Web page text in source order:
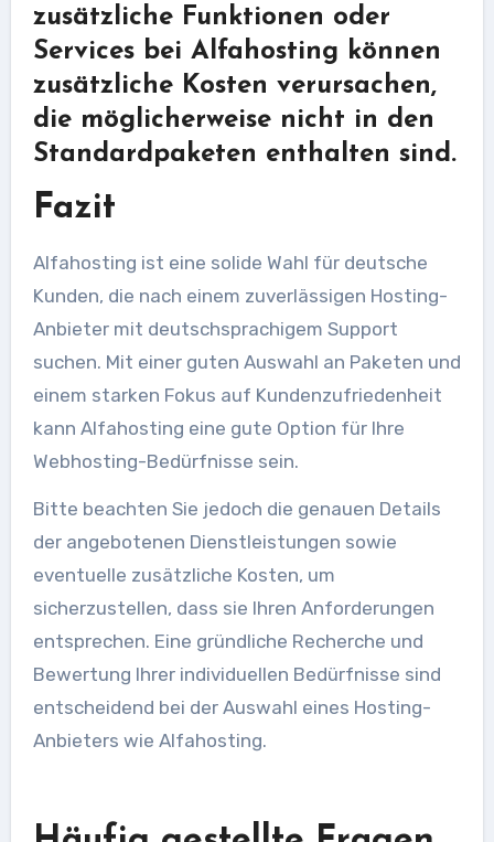
zusätzliche Funktionen oder
Services bei Alfahosting können
zusätzliche Kosten verursachen,
die möglicherweise nicht in den
Standardpaketen enthalten sind.
Fazit
Alfahosting ist eine solide Wahl für deutsche
Kunden, die nach einem zuverlässigen Hosting-
Anbieter mit deutschsprachigem Support
suchen. Mit einer guten Auswahl an Paketen und
einem starken Fokus auf Kundenzufriedenheit
kann Alfahosting eine gute Option für Ihre
Webhosting-Bedürfnisse sein.
Bitte beachten Sie jedoch die genauen Details
der angebotenen Dienstleistungen sowie
eventuelle zusätzliche Kosten, um
sicherzustellen, dass sie Ihren Anforderungen
entsprechen. Eine gründliche Recherche und
Bewertung Ihrer individuellen Bedürfnisse sind
entscheidend bei der Auswahl eines Hosting-
Anbieters wie Alfahosting.